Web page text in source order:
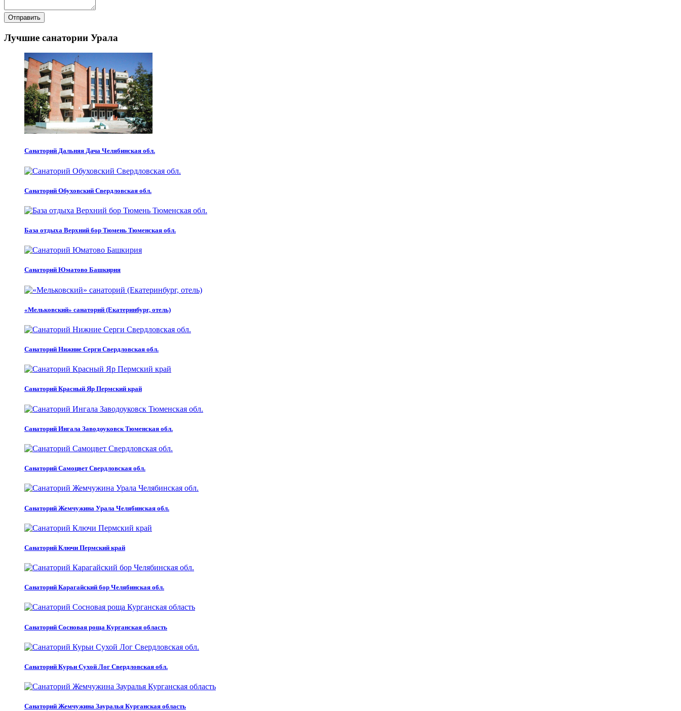
Отправить
Лучшие санатории Урала
Санаторий Дальняя Дача Челябинская обл.
Санаторий Обуховский Свердловская обл.
База отдыха Верхний бор Тюмень Тюменская обл.
Санаторий Юматово Башкирия
«Мельковский» санаторий (Екатеринбург, отель)
Санаторий Нижние Серги Свердловская обл.
Санаторий Красный Яр Пермский край
Санаторий Ингала Заводоуковск Тюменская обл.
Санаторий Самоцвет Свердловская обл.
Санаторий Жемчужина Урала Челябинская обл.
Санаторий Ключи Пермский край
Санаторий Карагайский бор Челябинская обл.
Санаторий Сосновая роща Курганская область
Санаторий Курьи Сухой Лог Свердловская обл.
Санаторий Жемчужина Зауралья Курганская область